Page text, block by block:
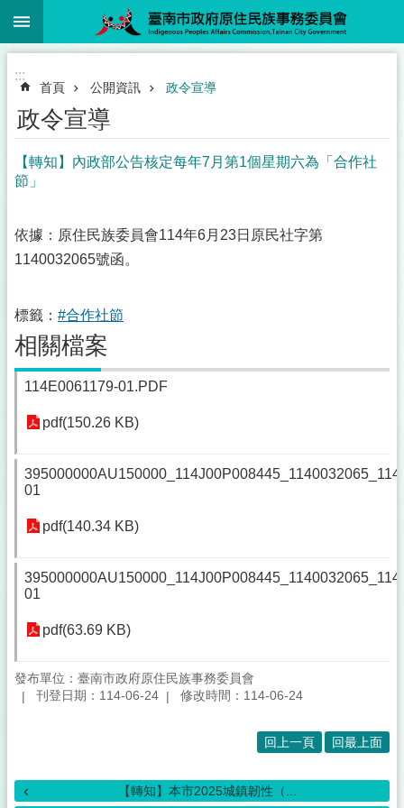
跳到主要內容區塊
:::
首頁 公開資訊 政令宣導
政令宣導
【轉知】內政部公告核定每年7月第1個星期六為「合作社
節」
依據：原住民族委員會114年6月23日原民社字第
1140032065號函。
標籤： #合作社節
相關檔案
114E0061179-01.PDF
pdf(150.26 KB)
01
pdf(140.34 KB)
01
pdf(63.69 KB)
發布單位：臺南市政府原住民族事務委員會
刊登日期：114-06-24
修改時間：114-06-24
回上一頁 回最上面
【轉知】本市2025城鎮韌性（...